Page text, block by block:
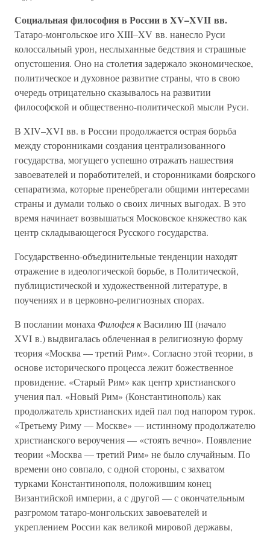
Социальная философия в России в XV–XVII вв.
Татаро-монгольское иго XIII–XV вв. нанесло Руси
колоссальный урон, неслыханные бедствия и страшные
опустошения. Оно на столетия задержало экономическое,
политическое и духовное развитие страны, что в свою
очередь отрицательно сказывалось на развитии
философской и общественно-политической мысли Руси.
В XIV–XVI вв. в России продолжается острая борьба
между сторонниками создания централизованного
государства, могущего успешно отражать нашествия
завоевателей и поработителей, и сторонниками боярского
сепаратизма, которые пренебрегали общими интересами
страны и думали только о своих личных выгодах. В это
время начинает возвышаться Московское княжество как
центр складывающегося Русского государства.
Государственно-объединительные тенденции находят
отражение в идеологической борьбе, в Политической,
публицистической и художественной литературе, в
поучениях и в церковно-религиозных спорах.
В послании монаха Филофея кВасилию III (начало
XVI в.) выдвигалась облеченная в религиозную форму
теория «Москва — третий Рим». Согласно этой теории, в
основе исторического процесса лежит божественное
провидение. «Старый Рим» как центр христианского
учения пал. «Новый Рим» (Константинополь) как
продолжатель христианских идей пал под напором турок.
«Третьему Риму — Москве» — истинному продолжателю
христианского вероучения — «стоять вечно». Появление
теории «Москва — третий Рим» не было случайным. По
времени оно совпало, с одной стороны, с захватом
турками Константинополя, положившим конец
Византийской империи, а с другой — с окончательным
разгромом татаро-монгольских завоевателей и
укреплением России как великой мировой державы,